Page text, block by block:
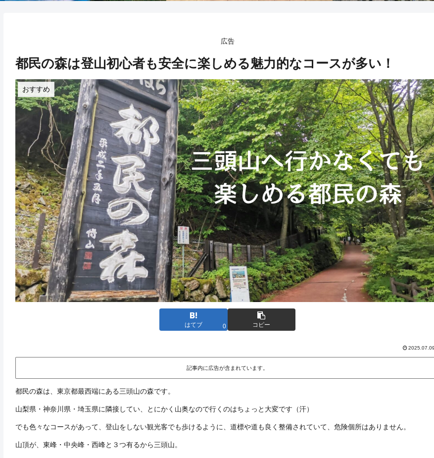
広告
都民の森は登山初心者も安全に楽しめる魅力的なコースが多い！
おすすめ
はてブ 0 コピー
2025.07.09
記事内に広告が含まれています。
都民の森は、東京都最西端にある三頭山の森です。
山梨県・神奈川県・埼玉県に隣接してい、とにかく山奥なので行くのはちょっと大変です（汗）
でも色々なコースがあって、登山をしない観光客でも歩けるように、道標や道も良く整備されていて、危険個所はありません。
山頂が、東峰・中央峰・西峰と３つ有るから三頭山。